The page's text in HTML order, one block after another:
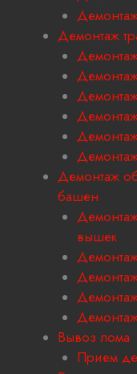
Демонтаж
Демонтаж
башен
вышек
Вывоз лома
Прием